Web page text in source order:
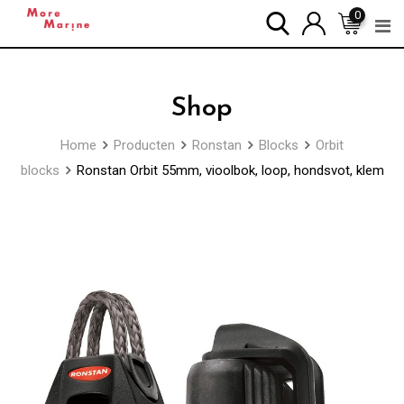
0
Shop
Home Producten Ronstan Blocks
Orbit
blocks
Ronstan Orbit 55mm, vioolbok, loop, hondsvot, klem